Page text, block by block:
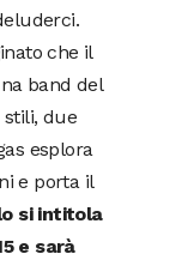
che il
band del
stili, due
esplora
e porta il
si intitola
e sarà